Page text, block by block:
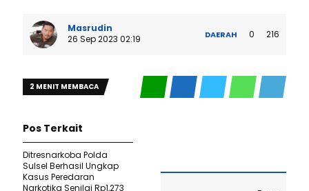
Masrudin
26 Sep 2023 02:19
DAERAH 0 216
2 MENIT MEMBACA
Pos Terkait
Ditresnarkoba Polda
Sulsel Berhasil Ungkap
Kasus Peredaran
Narkotika Senilai Rp1,273